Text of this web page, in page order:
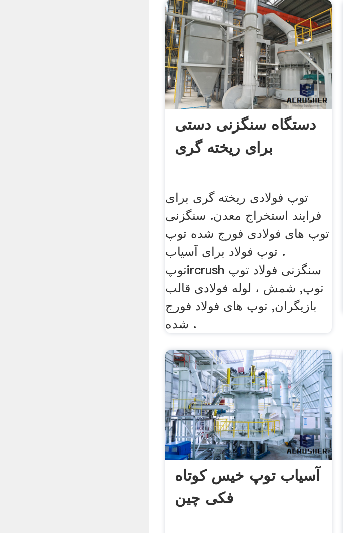
دستگاه سنگزنی دستی
برای ریخته گری
توپ فولادی ریخته گری برای
فرایند استخراج معدن. سنگزنی
توپ های فولادی فورج شده توپ
. توپ فولاد برای آسیاب
توپircrush سنگزنی فولاد توپ
توپ, شمش ، لوله فولادی قالب
بازیگران, توپ های فولاد فورج
شده .
آسیاب توپ خیس کوتاه
فکی چین